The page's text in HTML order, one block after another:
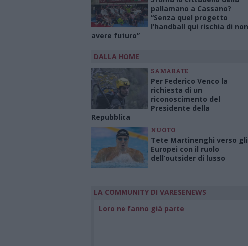
pallamano a Cassano?
“Senza quel progetto
l’handball qui rischia di non
avere futuro”
DALLA HOME
SAMARATE
Per Federico Venco la
richiesta di un
riconoscimento del
Presidente della
Repubblica
NUOTO
Tete Martinenghi verso gli
Europei con il ruolo
dell’outsider di lusso
LA COMMUNITY DI VARESENEWS
Loro ne fanno già parte